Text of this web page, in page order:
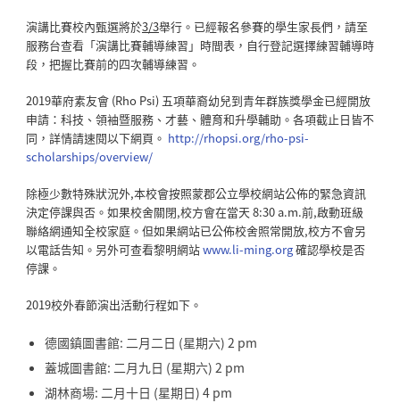
演講比賽校內甄選將於3/3舉行。已經報名參賽的學生家長們，請至
服務台查看「演講比賽輔導練習」時間表，自行登記選擇練習輔導時
段，把握比賽前的四次輔導練習。
2019華府素友會 (Rho Psi) 五項華裔幼兒到青年群族獎學金已經開放
申請：科技、領袖暨服務、才藝、體育和升學輔助。各項截止日皆不
同，詳情請速閱以下網頁。 http://rhopsi.org/rho-psi-
scholarships/overview/
除極少數特殊狀況外,本校會按照蒙郡公立學校網站公佈的緊急資訊
決定停課與否。如果校舍關閉,校方會在當天 8:30 a.m.前,啟動班級
聯絡網通知全校家庭。但如果網站已公佈校舍照常開放,校方不會另
以電話告知。另外可查看黎明網站www.li-ming.org確認學校是否
停課。
2019校外春節演出活動行程如下。
德國鎮圖書館: 二月二日 (星期六) 2 pm
蓋城圖書館: 二月九日 (星期六) 2 pm
湖林商場: 二月十日 (星期日) 4 pm